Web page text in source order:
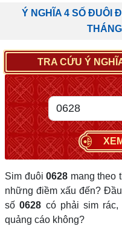
Ý NGHĨA 4 SỐ ĐUÔI
TRA CỨU Ý
Sim đuôi0628 mang theo
những điềm xấu đến? Đầu
số0628 có phải sim
quảng cáo không?